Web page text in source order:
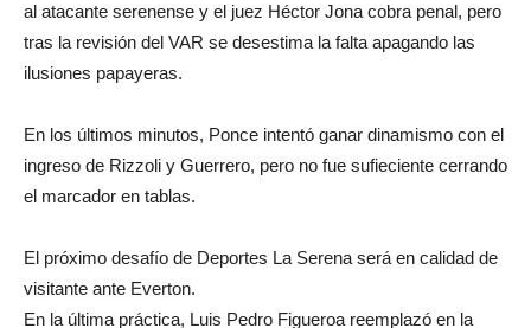
al atacante serenense y el juez Héctor Jona cobra penal, pero
tras la revisión del VAR se desestima la falta apagando las
ilusiones papayeras.
En los últimos minutos, Ponce intentó ganar dinamismo con el
ingreso de Rizzoli y Guerrero, pero no fue sufieciente cerrando
el marcador en tablas.
El próximo desafío de Deportes La Serena será en calidad de
visitante ante Everton.
En la última práctica, Luis Pedro Figueroa reemplazó en la